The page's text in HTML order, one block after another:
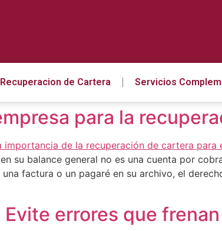
Recuperacion de Cartera Servicios
para la
su balance general no es una cuenta por
factura o un pagaré en su archivo, el
errores que